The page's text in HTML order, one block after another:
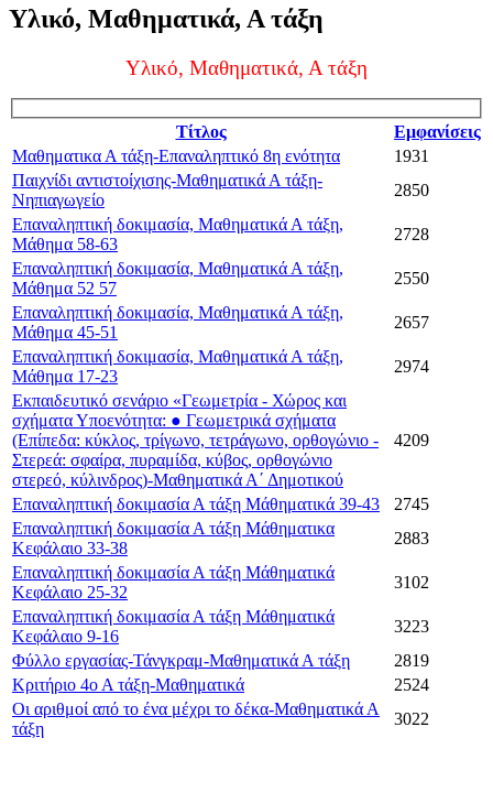
Υλικό, Μαθηματικά, Α τάξη
Υλικό, Μαθηματικά, Α τάξη
Τίτλος
Εμφανίσεις
Μαθηματικα Α τάξη-Επαναληπτικό 8η ενότητα
1931
Παιχνίδι αντιστοίχισης-Μαθηματικά Α τάξη-
Νηπιαγωγείο
2850
Επαναληπτική δοκιμασία, Μαθηματικά Α τάξη,
Μάθημα 58-63
2728
Επαναληπτική δοκιμασία, Μαθηματικά Α τάξη,
Μάθημα 52 57
2550
Επαναληπτική δοκιμασία, Μαθηματικά Α τάξη,
Μάθημα 45-51
2657
Επαναληπτική δοκιμασία, Μαθηματικά Α τάξη,
Μάθημα 17-23
2974
Εκπαιδευτικό σενάριο «Γεωμετρία - Χώρος και
σχήματα Υποενότητα: ● Γεωμετρικά σχήματα
(Επίπεδα: κύκλος, τρίγωνο, τετράγωνο, ορθογώνιο -
Στερεά: σφαίρα, πυραμίδα, κύβος, ορθογώνιο
στερεό, κύλινδρος)-Μαθηματικά Α΄ Δημοτικού
4209
Επαναληπτική δοκιμασία Α τάξη Μάθηματικά 39-43
2745
Επαναληπτική δοκιμασία Α τάξη Μάθηματικα
Κεφάλαιο 33-38
2883
Επαναληπτική δοκιμασία Α τάξη Μάθηματικά
Κεφάλαιο 25-32
3102
Επαναληπτική δοκιμασία Α τάξη Μάθηματικά
Κεφάλαιο 9-16
3223
Φύλλο εργασίας-Τάνγκραμ-Μαθηματικά Α τάξη
2819
Κριτήριο 4ο Α τάξη-Μαθηματικά
2524
Οι αριθμοί από το ένα μέχρι το δέκα-Μαθηματικά Α
τάξη
3022